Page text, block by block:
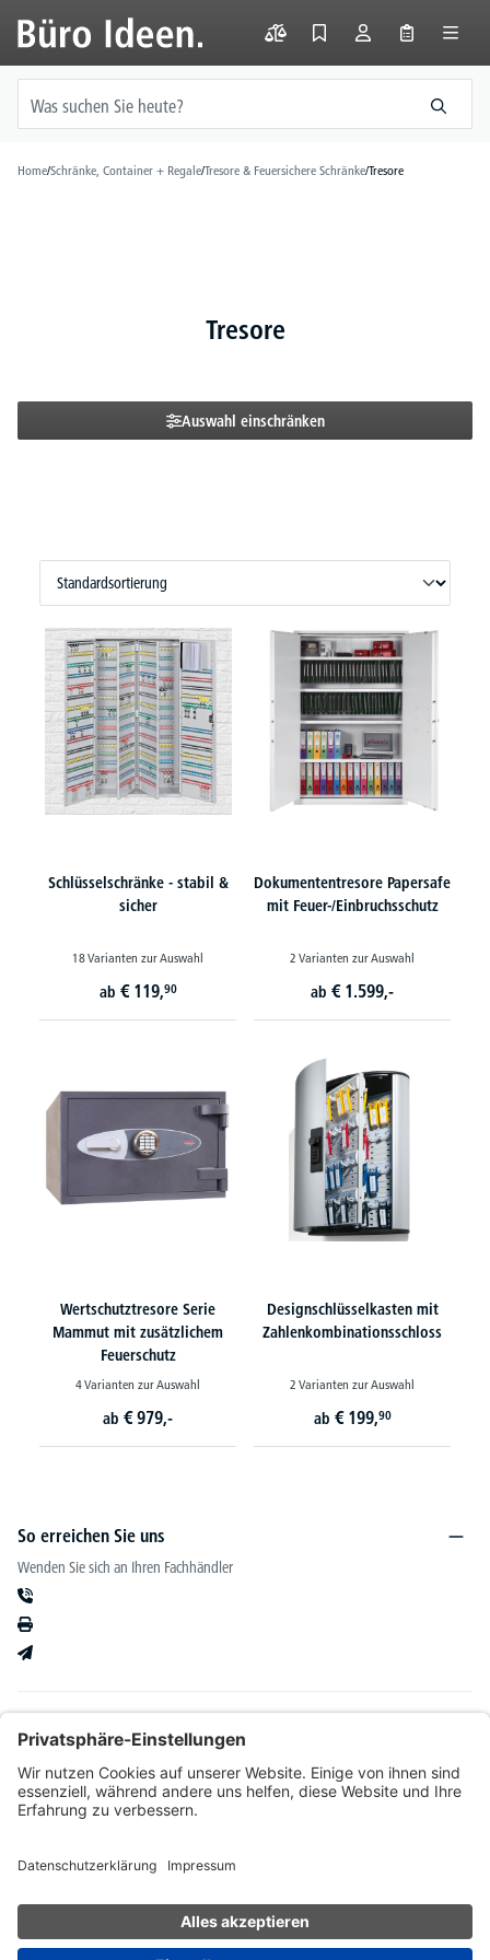
springen
Home/Schränke, Container + Regale/Tresore & Feuersichere Schränke/Tresore
Tresore
Auswahl einschränken
Schlüsselschränke - stabil &
sicher
18 Varianten zur Auswahl
ab € 119,90
Dokumententresore Papersafe
mit Feuer-/Einbruchsschutz
2 Varianten zur Auswahl
ab € 1.599,-
Wertschutztresore Serie
Mammut mit zusätzlichem
Feuerschutz
4 Varianten zur Auswahl
ab € 979,-
Designschlüsselkasten mit
Zahlenkombinationsschloss
2 Varianten zur Auswahl
ab € 199,90
So erreichen Sie uns
Wenden Sie sich an Ihren Fachhändler
Kataloge & mehr
Betriebseinrichtung. Wir behalten uns nach Bonitätsprüfung sowie bei Neukunden die
Wahl der Zahlungsabwicklung vor. Natürlich setzen wir uns mit Ihnen in Verbindung,
* Alle Preise exkl. gesetzl. Mehrwertsteuer zzgl.Versandkostenund ggf.